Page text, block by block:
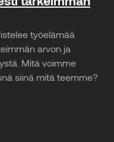
työelämää
arvon ja
Mitä voimme
siinä mitä teemme?